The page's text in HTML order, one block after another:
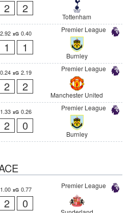
2 2
Tottenham
Premier League
2.92 xG 0.40
1 1
Burnley
Premier League
0.24 xG 2.19
2 2
Manchester United
Premier League
1.33 xG 0.26
2 0
Burnley
Premier League
1.00 xG 0.77
2 0